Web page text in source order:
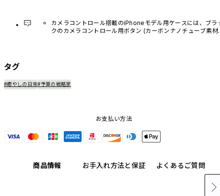
カメラコントロール搭載のiPhoneモデル用ケースには、ブラ
クのカメラコントロール用ボタン (カーボンナノチューブ素材)
タグ
#癒やしの日常#予算の戦略家
お支払い方法
商品情報 お手入れ方法と保証 よくあるご質問